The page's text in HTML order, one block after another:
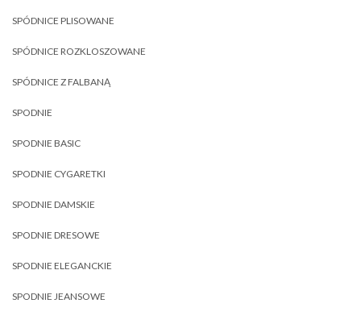
SPÓDNICE PLISOWANE
SPÓDNICE ROZKLOSZOWANE
SPÓDNICE Z FALBANĄ
SPODNIE
SPODNIE BASIC
SPODNIE CYGARETKI
SPODNIE DAMSKIE
SPODNIE DRESOWE
SPODNIE ELEGANCKIE
SPODNIE JEANSOWE